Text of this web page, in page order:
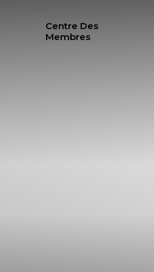
Centre Des
Membres